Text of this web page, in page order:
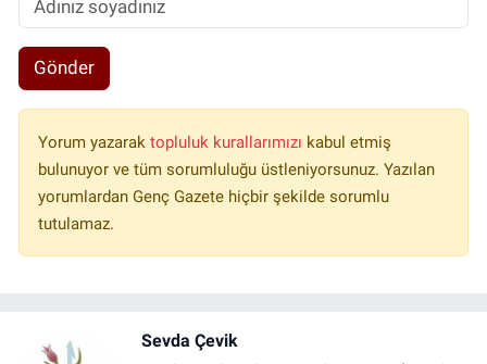
Gönder
Yorum yazarak topluluk kurallarımızı kabul etmiş
bulunuyor ve tüm sorumluluğu üstleniyorsunuz. Yazılan
yorumlardan Genç Gazete hiçbir şekilde sorumlu
tutulamaz.
Sevda Çevik